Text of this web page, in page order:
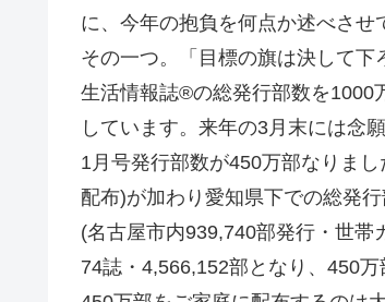
に、今年の抱負を何点か述べさせ
その一つ。「目標の旗は決して
生活情報誌®の総発行部数を1000
しています。来年の3月末には念
1月号発行部数が450万部なりま
配布)が加わり愛知県下での総発
(名古屋市内939,740部発行・世
74誌・4,566,152部となり、450